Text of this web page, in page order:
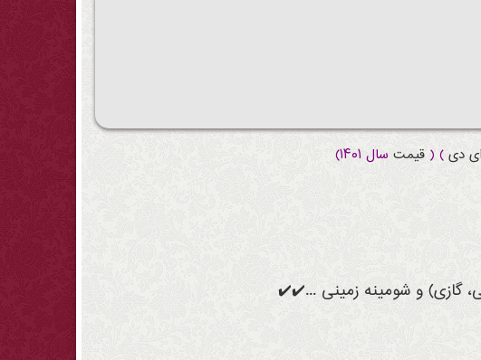
دی ) (قیمت سال ۱۴۰۱)
گازی) و شومینه زمینی ...✔️✔️